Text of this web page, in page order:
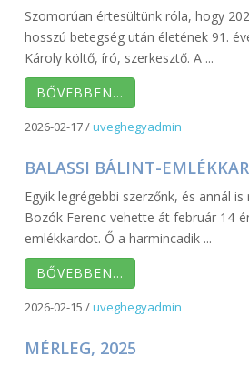
Szomorúan értesültünk róla, hogy
hosszú betegség után életének 91.
Károly költő, író, szerkesztő. A ...
BŐVEBBEN…
2026-02-17/uveghegyadmin
BALASSI BÁLINT-
Egyik legrégebbi szerzőnk, és annál
Bozók Ferenc vehette át február 14-
emlékkardot. Ő a harmincadik ...
BŐVEBBEN…
2026-02-15 /uveghegyadmin
MÉRLEG, 2025